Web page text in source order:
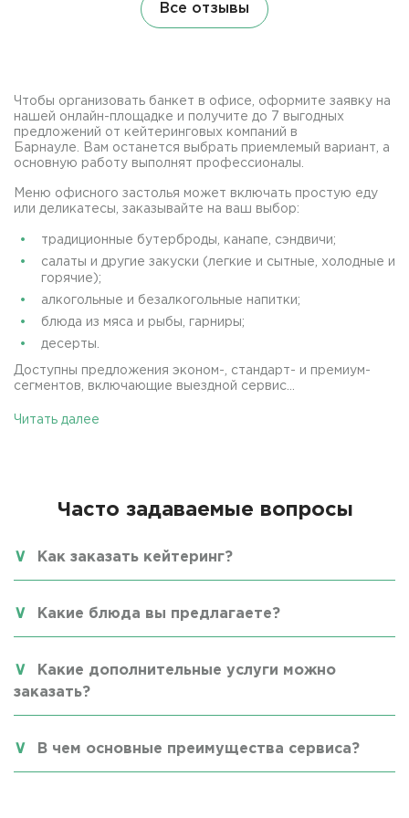
Все отзывы
Чтобы организовать банкет в офисе, оформите заявку на
нашей онлайн-площадке и получите до 7 выгодных
предложений от кейтеринговых компаний в
Барнауле. Вам останется выбрать приемлемый вариант, а
основную работу выполнят профессионалы.
Меню офисного застолья может включать простую еду
или деликатесы, заказывайте на ваш выбор:
традиционные бутерброды, канапе, сэндвичи;
салаты и другие закуски (легкие и сытные, холодные и
горячие);
алкогольные и безалкогольные напитки;
блюда из мяса и рыбы, гарниры;
десерты.
Доступны предложения эконом-, стандарт- и премиум-
сегментов, включающие выездной сервис...
Читать далее
Часто задаваемые вопросы
Как заказать кейтеринг?
Какие блюда вы предлагаете?
Какие дополнительные услуги можно
заказать?
В чем основные преимущества сервиса?